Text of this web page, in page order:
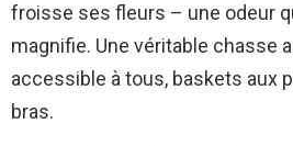
froisse ses fleurs – une odeur
magnifie. Une véritable chasse
accessible à tous, baskets aux
bras.